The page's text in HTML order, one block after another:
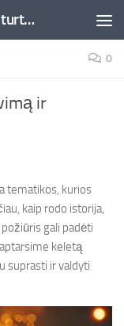
Akcijos, Investavimas, nekilnojamas turtas, kriptovaliutos - Besociai.lt
0
ir
tematikos, kurios
kaip rodo istorija,
gali padėti
keletą
suprasti ir valdyti